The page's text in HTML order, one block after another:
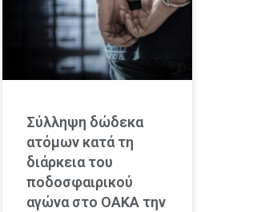
Σύλληψη δώδεκα
ατόμων κατά τη
διάρκεια του
ποδοσφαιρικού
αγώνα στο ΟΑΚΑ την